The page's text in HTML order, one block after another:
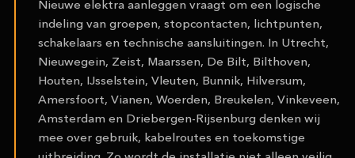
Nieuwe elektra aanleggen vraagt om een logische
indeling van groepen, stopcontacten, lichtpunten,
schakelaars en technische aansluitingen. In Utrecht,
Nieuwegein, Zeist, Maarssen, De Bilt, Bilthoven,
Houten, IJsselstein, Vleuten, Bunnik, Hilversum,
Amersfoort, Vianen, Woerden, Breukelen, Vinkeveen,
Amsterdam en Driebergen-Rijsenburg denken wij
mee over gebruik, kabelroutes en toekomstige